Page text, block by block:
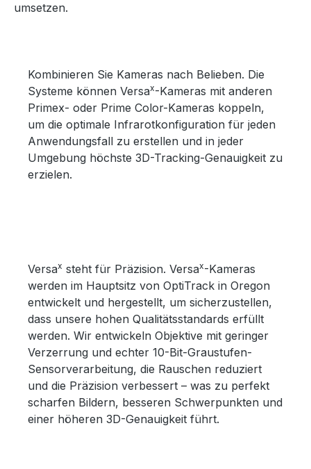
umsetzen.
Kombinieren Sie Kameras nach Belieben. Die
Systeme können Versax-Kameras mit anderen
Primex- oder Prime Color-Kameras koppeln,
um die optimale Infrarotkonfiguration für jeden
Anwendungsfall zu erstellen und in jeder
Umgebung höchste 3D-Tracking-Genauigkeit zu
erzielen.
Versax steht für Präzision. Versax-Kameras
werden im Hauptsitz von OptiTrack in Oregon
entwickelt und hergestellt, um sicherzustellen,
dass unsere hohen Qualitätsstandards erfüllt
werden. Wir entwickeln Objektive mit geringer
Verzerrung und echter 10-Bit-Graustufen-
Sensorverarbeitung, die Rauschen reduziert
und die Präzision verbessert – was zu perfekt
scharfen Bildern, besseren Schwerpunkten und
einer höheren 3D-Genauigkeit führt.